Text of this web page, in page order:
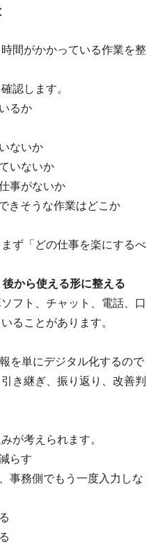
間がかかっている作業を整
認します。
るか
ないか
いないか
事がないか
きそうな作業はどこか
ず「どの仕事を楽にするべ
から使える形に整える
フト、チャット、電話、口
ることがあります。
を単にデジタル化するので
き継ぎ、振り返り、改善判
が考えられます。
らす
事務側でもう一度入力しな